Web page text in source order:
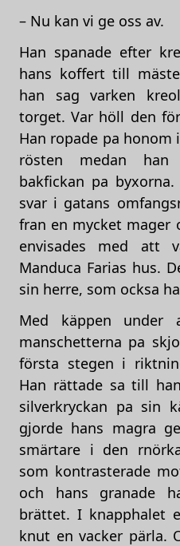
– Nu kan vi ge oss av.
Han spanade efter
hans koffert till
han sag varken
torget. Var höll den
Han ropade pa
rösten medan
bakfickan pa
svar i gatans
fran en mycket mager
envisades med att
Manduca Farias hus.
sin herre, som ocksa
Med käppen under
manschetterna pa
första stegen i
Han rättade sa till
silverkryckan pa sin
gjorde hans magra
smärtare i den
som kontrasterade
och hans granade
brättet. I knapphalet
knut en vacker pärla.